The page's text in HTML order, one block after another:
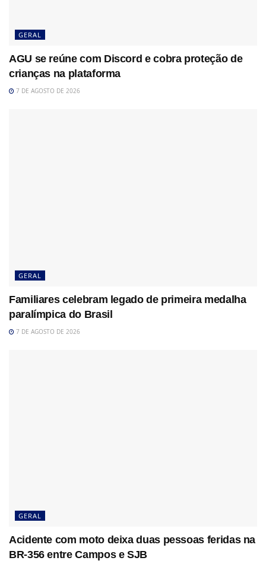
GERAL
AGU se reúne com Discord e cobra proteção de
crianças na plataforma
7 DE AGOSTO DE 2026
GERAL
Familiares celebram legado de primeira medalha
paralímpica do Brasil
7 DE AGOSTO DE 2026
GERAL
Acidente com moto deixa duas pessoas feridas na
BR-356 entre Campos e SJB